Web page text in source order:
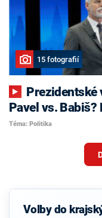
15 fotografií
Pavel vs.
Téma: Politika
Volby do